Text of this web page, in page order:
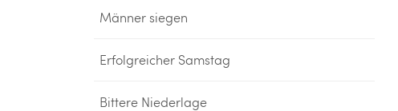
Männer siegen
Erfolgreicher Samstag
Bittere Niederlage